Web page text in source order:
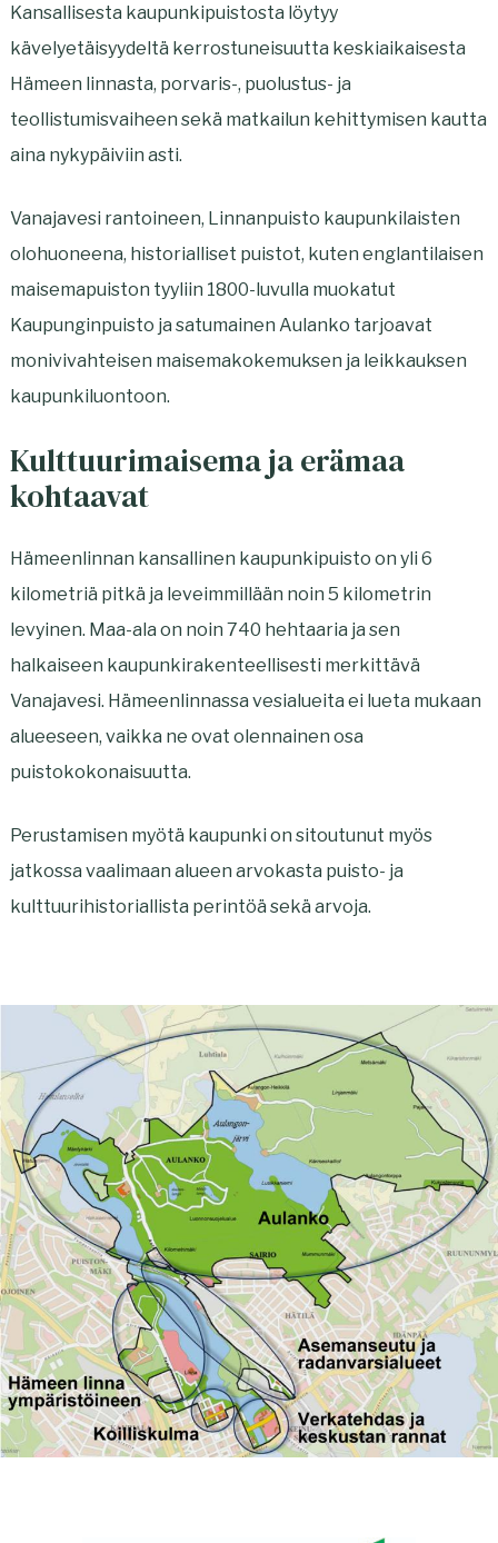
i
l
e
h
e
n
ä
l
i
l
t
e
e
n
Kansallisesta kaupunkipuistosta löytyy
kävelyetäisyydeltä kerrostuneisuutta keskiaikaisesta
Hämeen linnasta, porvaris-, puolustus- ja
teollistumisvaiheen sekä matkailun kehittymisen kautta
aina nykypäiviin asti.
Vanajavesi rantoineen, Linnanpuisto kaupunkilaisten
olohuoneena, historialliset puistot, kuten englantilaisen
maisemapuiston tyyliin 1800-luvulla muokatut
Kaupunginpuisto ja satumainen Aulanko tarjoavat
monivivahteisen maisemakokemuksen ja leikkauksen
kaupunkiluontoon.
Kulttuurimaisema ja erämaa
kohtaavat
Hämeenlinnan kansallinen kaupunkipuisto on yli 6
kilometriä pitkä ja leveimmillään noin 5 kilometrin
levyinen. Maa-ala on noin 740 hehtaaria ja sen
halkaiseen kaupunkirakenteellisesti merkittävä
Vanajavesi. Hämeenlinnassa vesialueita ei lueta mukaan
alueeseen, vaikka ne ovat olennainen osa
puistokokonaisuutta.
Perustamisen myötä kaupunki on sitoutunut myös
jatkossa vaalimaan alueen arvokasta puisto- ja
kulttuurihistoriallista perintöä sekä arvoja.